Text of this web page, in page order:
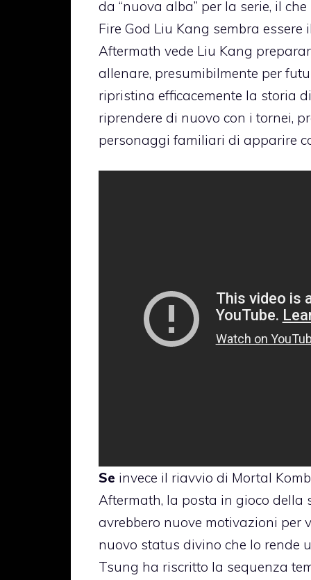
da “nuova alba” per la serie, il
Fire God Liu Kang sembra
Aftermath vede Liu Kang
allenare, presumibilmente per
ripristina efficacemente la storia
riprendere di nuovo con i tornei,
personaggi familiari di apparire
Se invece il riavvio di Mortal
Aftermath, la posta in gioco della
avrebbero nuove motivazioni per
nuovo status divino che lo rende
Tsung ha riscritto la sequenza